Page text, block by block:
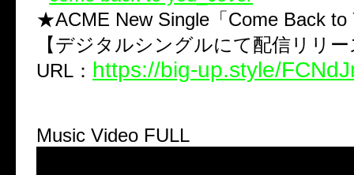
★ACME New Single「Come Back to
【デジタルシングルにて配信リリ
URL： https://big-up.style/
Music Video FULL